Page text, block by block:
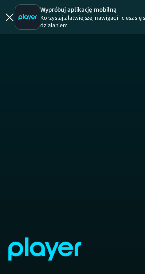
Wypróbuj aplikację mobilną
Korzystaj z łatwiejszej nawigacji i ciesz się
działaniem